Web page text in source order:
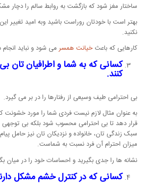
ساختار مغز شود که بازگشت به روابط سالم را دچار
بهتر است با خودتان روراست باشید وبه امید تغییر این
نکنید.
کارهایی که باعث خیانت همسرمی شود و نباید انجام
کسانی که به شما و اطرافیان تان
کنند.
بی احترامی طیف وسیعی از رفتارها را در بر می گیرد.
به عنوان مثال لازم نیست فردی شما را مورد خشونت
قرار دهد تا بی احترامی محسوب شود بلکه بی توجهی
سبک زندگی تان، خانواده و نزدیکان تان نیز حامل
میزان احترام آن فرد نسبت به شماست.
نشانه ها را جدی بگیرید و احساسات خود را در میان
کسانی که در کنترل خشم مشکل